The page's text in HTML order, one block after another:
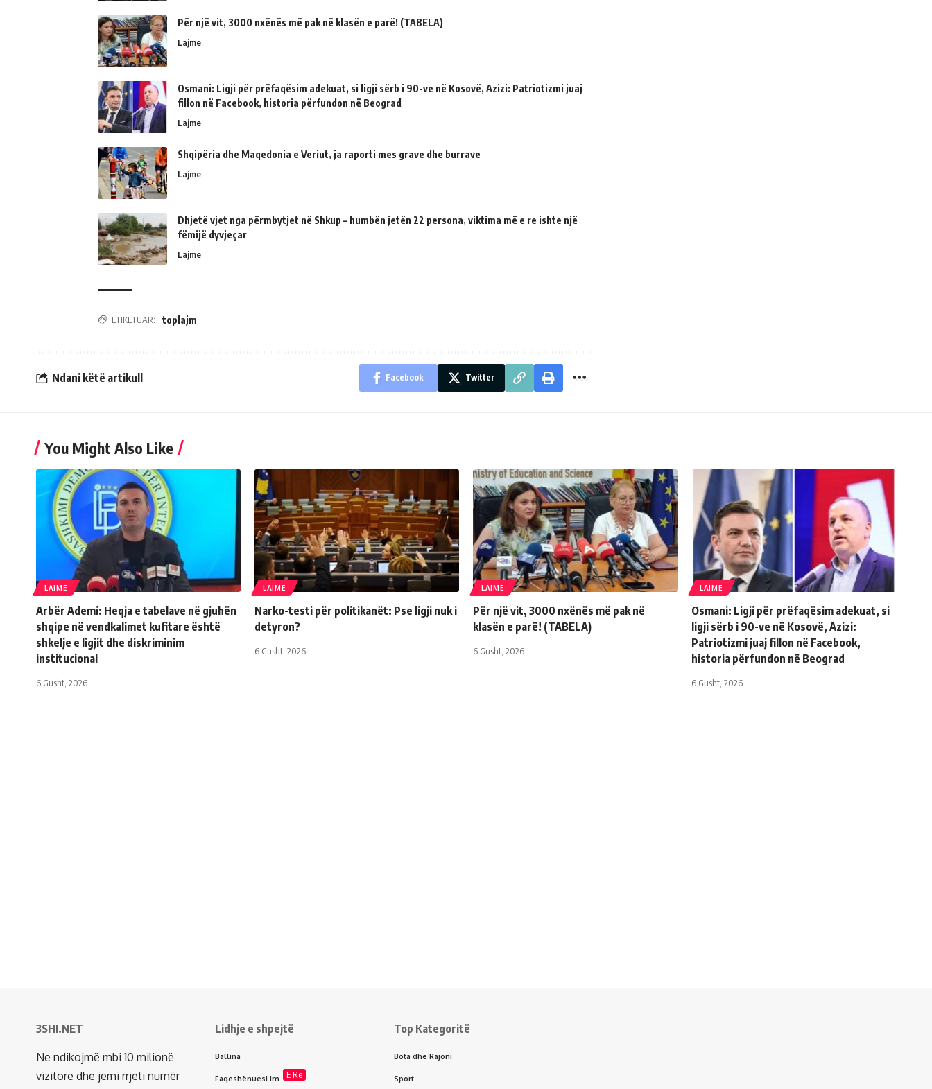
Për një vit, 3000 nxënës më pak në klasën e parë! (TABELA)
Lajme
Osmani: Ligji për prëfaqësim adekuat, si ligji sërb i 90-ve në Kosovë, Azizi: Patriotizmi juaj
fillon në Facebook, historia përfundon në Beograd
Lajme
Shqipëria dhe Maqedonia e Veriut, ja raporti mes grave dhe burrave
Lajme
Dhjetë vjet nga përmbytjet në Shkup – humbën jetën 22 persona, viktima më e re ishte një
fëmijë dyvjeçar
Lajme
ETIKETUAR: toplajm
Ndani këtë artikull Facebook Twitter
You Might Also Like
LAJME
Arbër Ademi: Heqja e tabelave në gjuhën
shqipe në vendkalimet kufitare është
shkelje e ligjit dhe diskriminim
institucional
6 Gusht, 2026
LAJME
Narko-testi për politikanët: Pse ligji nuk i
detyron?
6 Gusht, 2026
LAJME
Për një vit, 3000 nxënës më pak në
klasën e parë! (TABELA)
6 Gusht, 2026
LAJME
Osmani: Ligji për prëfaqësim adekuat, si
ligji sërb i 90-ve në Kosovë, Azizi:
Patriotizmi juaj fillon në Facebook,
historia përfundon në Beograd
6 Gusht, 2026
3SHI.NET
Ne ndikojmë mbi 10 milionë
vizitorë dhe jemi rrjeti numër
Lidhje e shpejtë
Ballina
Faqeshënuesi im E Re
Top Kategoritë
Bota dhe Rajoni
Sport